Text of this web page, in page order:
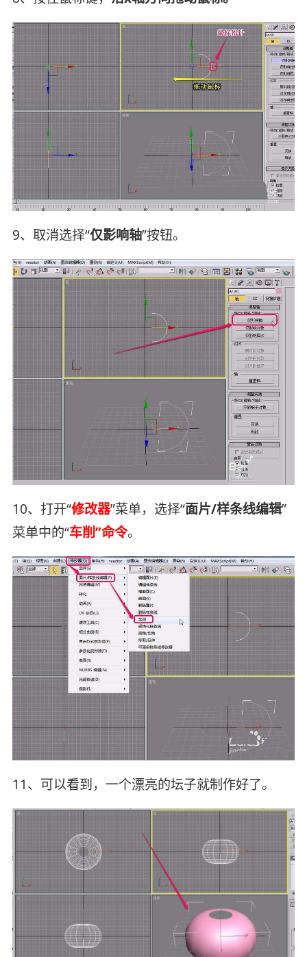
9、取消选择“仅影响轴”按钮。
10、打开“修改器”菜单，选择“面片/样条线编辑”
菜单中的“车削”命令。
11、可以看到，一个漂亮的坛子就制作好了。